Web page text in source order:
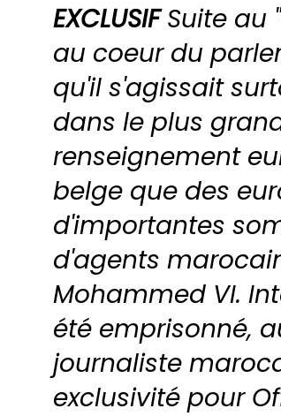
EXCLUSIFSuite au
au coeur du
qu'il s'agissait
dans le plus
renseignement
belge que des
d'importantes
d'agents
Mohammed VI.
été emprisonné,
journaliste
exclusivité pour